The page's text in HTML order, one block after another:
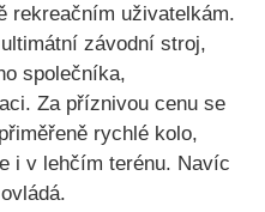
rekreačním uživatelkám.
závodní stroj,
společníka,
Za příznivou cenu se
rychlé kolo,
i v lehčím terénu. Navíc
.